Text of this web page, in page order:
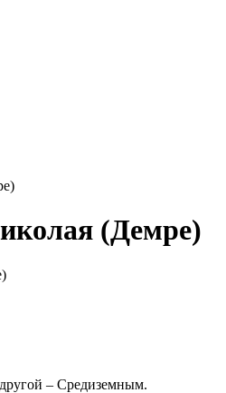
(Демре)
– Средиземным.